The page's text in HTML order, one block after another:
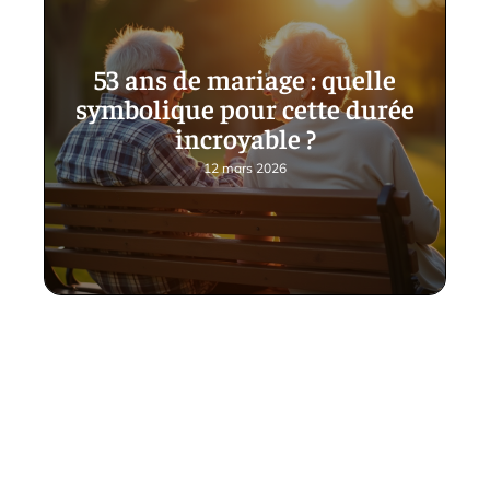
53 ans de mariage : quelle
symbolique pour cette durée
incroyable ?
12 mars 2026